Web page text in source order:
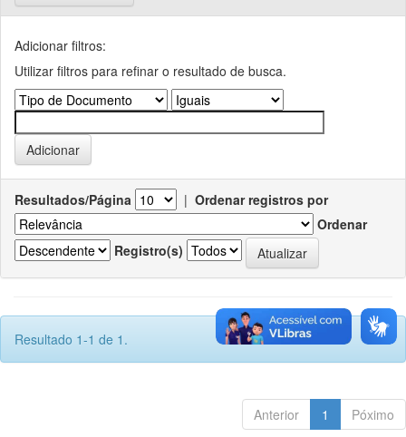
Adicionar filtros:
Utilizar filtros para refinar o resultado de busca.
Resultados/Página | Ordenar registros por
Ordenar
Registro(s)
Resultado 1-1 de 1.
Anterior 1 Póximo